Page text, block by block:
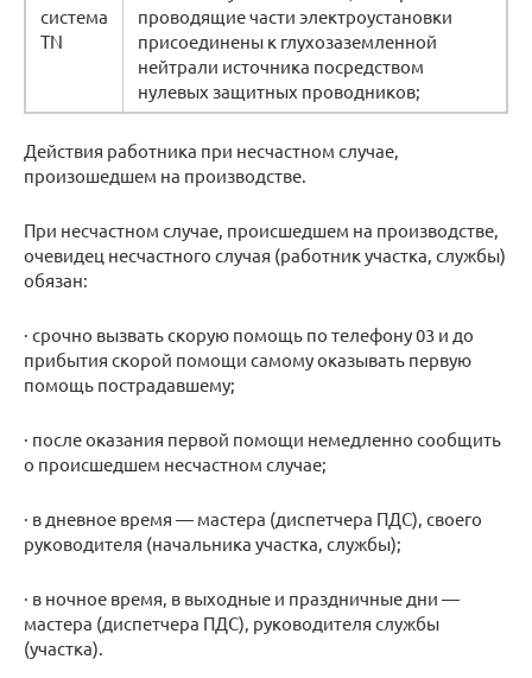
система
TN
проводящие части электроустановки
присоединены к глухозаземленной
нейтрали источника посредством
нулевых защитных проводников;
Действия работника при несчастном случае,
произошедшем на производстве.
При несчастном случае, происшедшем на производстве,
очевидец несчастного случая (работник участка, службы)
обязан:
· срочно вызвать скорую помощь по телефону 03 и до
прибытия скорой помощи самому оказывать первую
помощь пострадавшему;
· после оказания первой помощи немедленно сообщить
о происшедшем несчастном случае;
· в дневное время — мастера (диспетчера ПДС), своего
руководителя (начальника участка, службы);
· в ночное время, в выходные и праздничные дни —
мастера (диспетчера ПДС), руководителя службы
(участка).